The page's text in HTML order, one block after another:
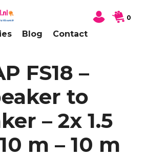
Blog Contact
0
FS18 –
to
– 2x 1.5
m – 10 m